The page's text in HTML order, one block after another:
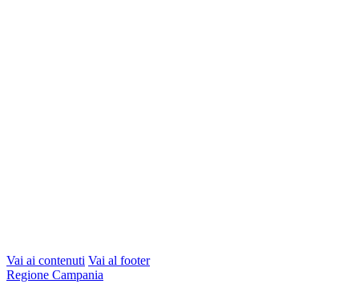
Vai ai contenuti Vai al footer
Regione Campania